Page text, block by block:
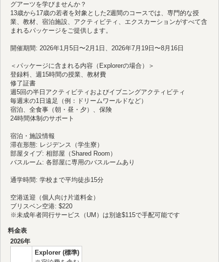
グアーツを学びませんか？
13歳から17歳の若者を対象とした2週間のコースでは、専門的な授
業、教材、宿泊施設、アクティビティ、エクスカーションがすべて含
まれるパッケージをご提供します。
開催期間: 2026年1月5日〜2月1日、2026年7月19日〜8月16日
＜パッケージに含まれる内容（Explorerの場合）＞
登録料、週15時間の授業、教材費
修了証書
週5回の半日アクティビティおよびイブニングアクティビティ
毎週末の1日遠足（例：ドリームワールドなど）
宿泊、全食事（朝・昼・夕）、保険
24時間体制のサポート
宿泊・施設情報
滞在形態: レジデンス（学生寮）
部屋タイプ: 相部屋（Shared Room）
バスルーム: 各部屋に専用のバスルームあり
通学時間: 学校まで平均徒歩15分
空港送迎（個人向け片道料金）
ブリスベン空港: $220
※未成年者同行サービス（UM）は別途$115で手配可能です
料金表
2026年
Explorer (標準)